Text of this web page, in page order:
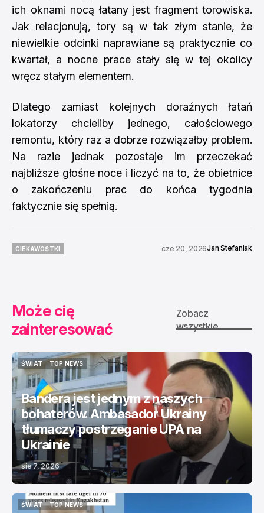
ich oknami nocą łatany jest fragment torowiska.
Jak relacjonują, tory są w tak złym stanie, że
niewielkie odcinki naprawiane są praktycznie co
kwartał, a nocne prace stały się w tej okolicy
wręcz stałym elementem.
Dlatego zamiast kolejnych doraźnych łatań
lokatorzy chcieliby jednego, całościowego
remontu, który raz a dobrze rozwiązałby problem.
Na razie jednak pozostaje im przeczekać
najbliższe głośne noce i liczyć na to, że obietnice
o zakończeniu prac do końca tygodnia
faktycznie się spełnią.
CIEKAWOSTKI
cze 20, 2026Jan Stefaniak
Może cię
zainteresować
Zobacz
wszystkie
ŚWIAT
ŚWIAT
TOP NEWS
TOP NEWS
Bandera jest jednym z naszych
bohaterów. Ambasador Ukrainy
tłumaczy postrzeganie UPA na
Ukrainie
sie 7, 2026
ŚWIAT
TOP NEWS